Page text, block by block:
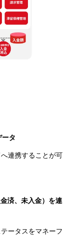
タ
連携することが可
済、未入金）を連
ータスをマネーフ